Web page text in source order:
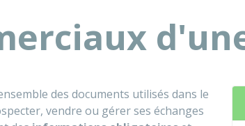
des documents utilisés dans le
vendre ou gérer ses échanges